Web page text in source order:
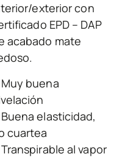
exterior con
EPD – DAP
acabado mate
Muy buena
Buena elasticidad,
cuartea
al vapor